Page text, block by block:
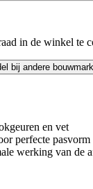
in de winkel te
bij andere
en vet
perfecte pasvorm
werking van de